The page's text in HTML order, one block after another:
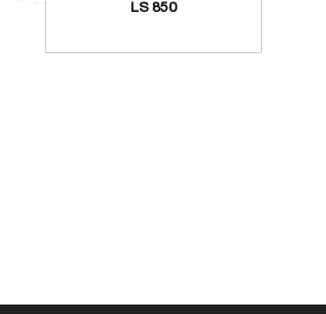
LS 850